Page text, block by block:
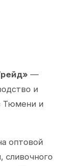
—
и
Тюмени и
оптовой
сливочного